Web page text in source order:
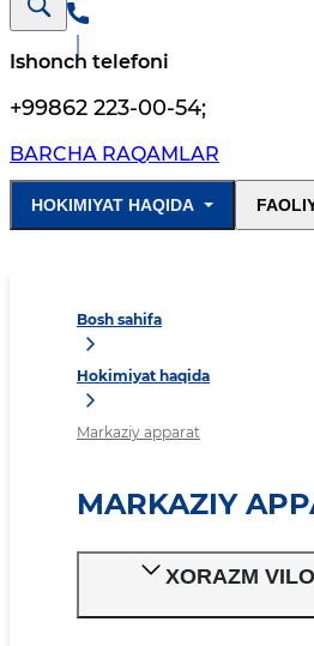
Ishonch telefoni
+99862 223-00-54;
BARCHA RAQAMLAR
HOKIMIYAT HAQIDA
Bosh sahifa
Hokimiyat haqida
Markaziy apparat
MARKAZIY
XORAZM